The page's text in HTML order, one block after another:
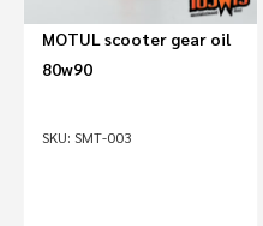
SMT-003
MOTUL scooter gear oil
80w90